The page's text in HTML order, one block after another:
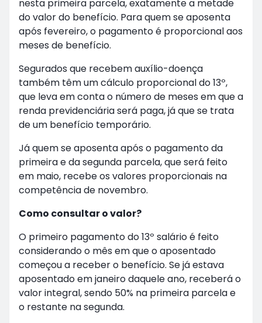
nesta primeira parcela, exatamente a metade
do valor do benefício. Para quem se aposenta
após fevereiro, o pagamento é proporcional aos
meses de benefício.
Segurados que recebem auxílio-doença
também têm um cálculo proporcional do 13º,
que leva em conta o número de meses em que a
renda previdenciária será paga, já que se trata
de um benefício temporário.
Já quem se aposenta após o pagamento da
primeira e da segunda parcela, que será feito
em maio, recebe os valores proporcionais na
competência de novembro.
Como consultar o valor?
O primeiro pagamento do 13º salário é feito
considerando o mês em que o aposentado
começou a receber o benefício. Se já estava
aposentado em janeiro daquele ano, receberá o
valor integral, sendo 50% na primeira parcela e
o restante na segunda.